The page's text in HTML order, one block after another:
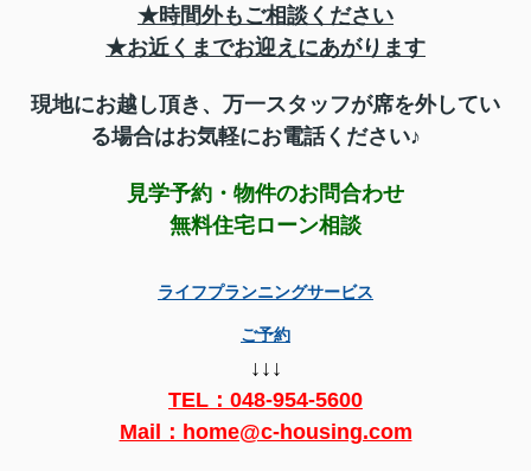
★時間外もご相談ください
★お近くまでお迎えにあがります
現地にお越し頂き、 万一スタッフが席を外してい
る場合はお気軽にお電話ください♪
見学予約・物件のお問合わせ
無料住宅ローン相談
ライフプランニングサービス
ご予約
↓↓↓
TEL： 048-954-5600
Mail：home@c-housing.com